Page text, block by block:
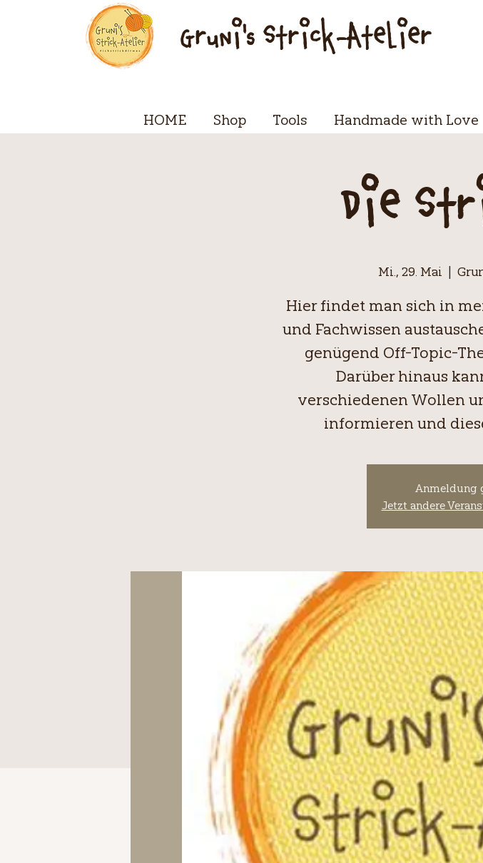
Gruni's Strick-Atelier
HOME Shop Tools Handmade with Love
Die
Mi., 29. Mai
  |
Hier findet man sich in
und Fachwissen
genügend Off-Topic-
Darüber hinaus
verschiedenen Wollen
informieren und
Anmeldung
Jetzt andere